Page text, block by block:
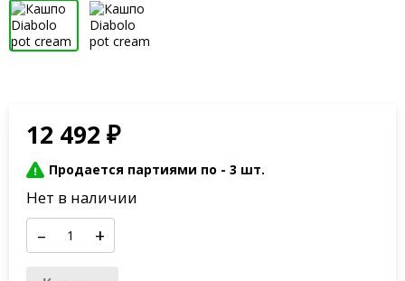
12 492₽
Продается партиями по -3 шт.
Нет в наличии
– +